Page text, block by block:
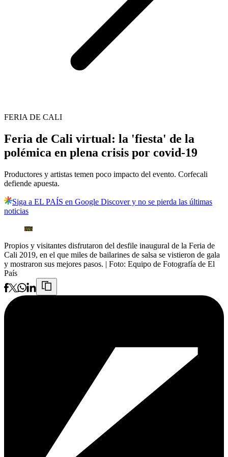
FERIA DE CALI
Feria de Cali virtual: la 'fiesta' de la
polémica en plena crisis por covid-19
Productores y artistas temen poco impacto del evento. Corfecali
defiende apuesta.
Siga a EL PAÍS en Google Discover y no se pierda las últimas
noticias
Propios y visitantes disfrutaron del desfile inaugural de la Feria de
Cali 2019, en el que miles de bailarines de salsa se vistieron de gala
y mostraron sus mejores pasos. | Foto: Equipo de Fotografía de El
País